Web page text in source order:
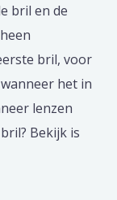
bril en de
bril, voor
het in
lenzen
Bekijk is